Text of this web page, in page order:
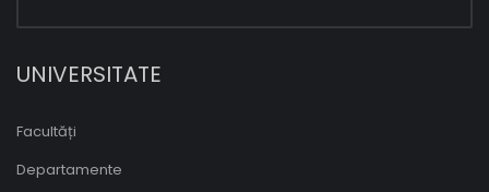
UNIVERSITATE
Facultăți
Departamente